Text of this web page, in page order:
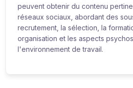
peuvent obtenir du contenu
réseaux sociaux, abordant des
recrutement, la sélection, la
organisation et les aspects
l'environnement de travail.